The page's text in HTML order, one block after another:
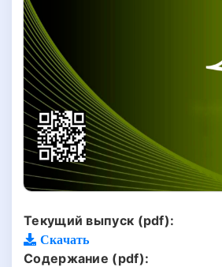
Текущий выпуск (pdf):
Скачать
Содержание (pdf):